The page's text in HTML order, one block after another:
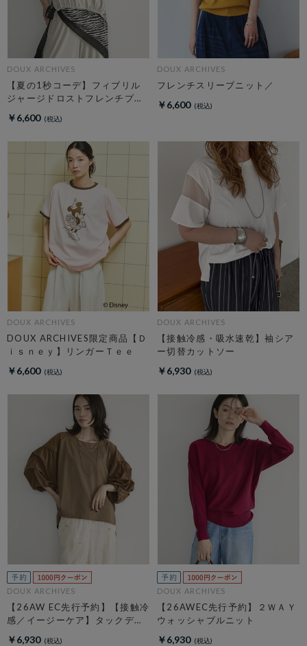
DOUX ARCHIVES
【夏の1秒コーデ】フィブリル
ジャージドロストフレンチプル
￥6,600
DOUX ARCHIVES
フレンチスリーブニット／
￥6,600
DOUX ARCHIVES
DOUX ARCHIVES限定商品【Ｄ
ｉｓｎｅｙ】リンガーＴｅｅ
￥6,600
DOUX ARCHIVES
【接触冷感・吸水速乾】袖シア
ー切替カットソー
￥6,930
DOUX ARCHIVES
【26AW EC先行予約】【接触冷
感／イージーケア】タックデザ
￥6,930
DOUX ARCHIVES
【26AWEC先行予約】２ＷＡＹ
ウォッシャブルニット
￥6,930